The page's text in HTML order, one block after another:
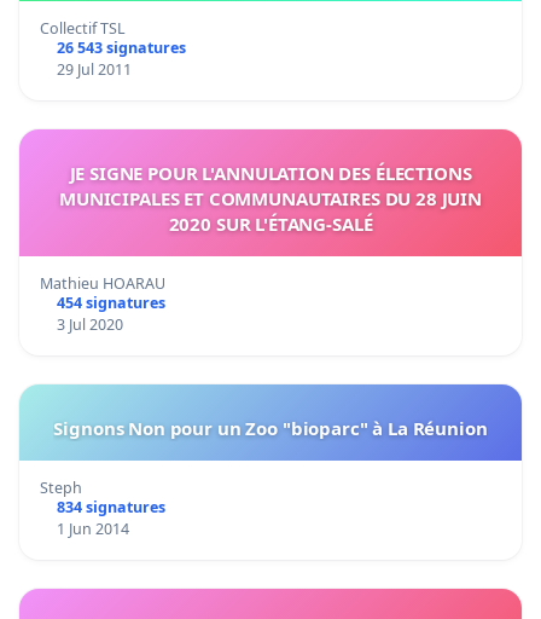
Collectif TSL
26 543 signatures
29 Jul 2011
JE SIGNE POUR L'ANNULATION DES ÉLECTIONS
MUNICIPALES ET COMMUNAUTAIRES DU 28 JUIN
2020 SUR L'ÉTANG-SALÉ
Mathieu HOARAU
454 signatures
3 Jul 2020
Signons Non pour un Zoo "bioparc" à La Réunion
Steph
834 signatures
1 Jun 2014